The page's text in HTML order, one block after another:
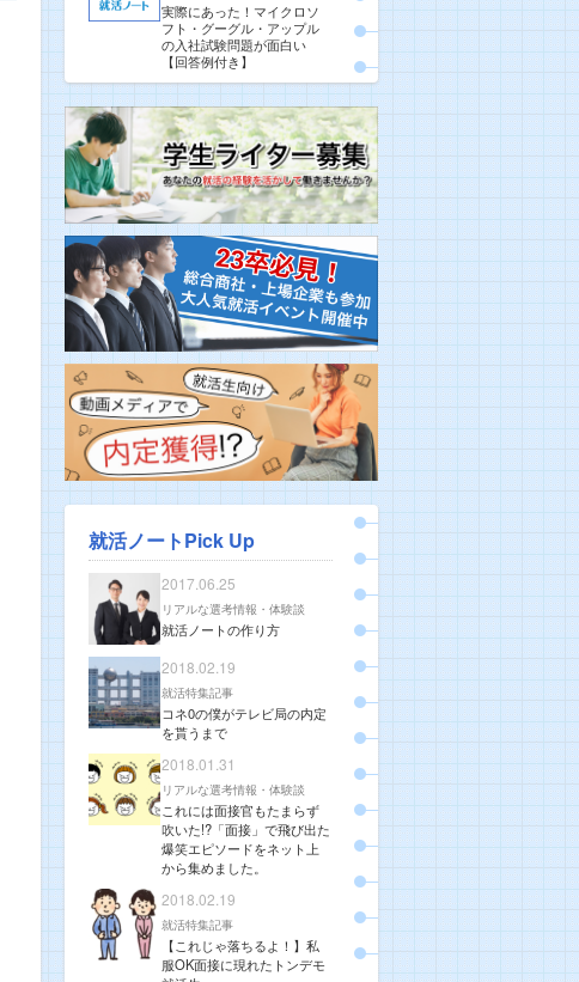
実際にあった！マイクロソ
フト・グーグル・アップル
の入社試験問題が面白い
【回答例付き】
就活ノートPick Up
2017.06.25
リアルな選考情報・体験談
就活ノートの作り方
2018.02.19
就活特集記事
コネ0の僕がテレビ局の内定
を貰うまで
2018.01.31
リアルな選考情報・体験談
これには面接官もたまらず
吹いた!?「面接」で飛び出た
爆笑エピソードをネット上
から集めました。
2018.02.19
就活特集記事
【これじゃ落ちるよ！】私
服OK面接に現れたトンデモ